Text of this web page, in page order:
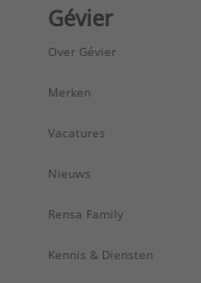
Gévier
Over Gévier
Merken
Vacatures
Nieuws
Rensa Family
Kennis & Diensten